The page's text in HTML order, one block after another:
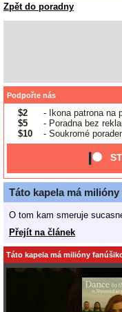
Zpět do poradny
Podpořte nás
$2
- Ikona patrona na
$5
- Poradna bez
$10
- Soukromé
Táto kapela má
O tom kam smeruje
Přejít na článek
Táto kapela má milióny